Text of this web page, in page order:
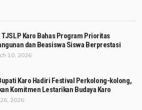
Karo Bahas Program Prioritas
dan Beasiswa Siswa Berprestasi
10, 2026
Karo Hadiri Festival Perkolong-kolong,
Komitmen Lestarikan Budaya Karo
26, 2026